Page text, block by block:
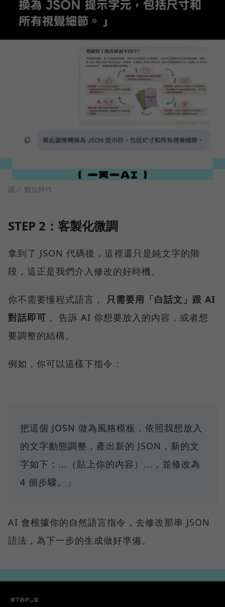
圖／ 數位時代
STEP 2：客製化微調
拿到了 JSON 代碼後，這裡還只是純文字的階
段，這正是我們介入修改的好時機。
你不需要懂程式語言， 只需要用「白話文」跟 AI
對話即可 。告訴 AI 你想要放入的內容，或者想
要調整的結構。
例如，你可以這樣下指令：
把這個 JOSN 做為風格模板，依照我想放入
的文字動態調整，產出新的 JSON，新的文
字如下：...（貼上你的內容）...，並修改為
4 個步驟。」
AI 會根據你的自然語言指令，去修改那串 JSON
語法，為下一步的生成做好準備。